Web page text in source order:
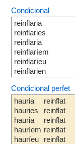
Condicional
reinflaria
reinflaries
reinflaria
reinflaríem
reinflaríeu
reinflarien
Condicional perfet
hauria
hauries
hauria
hauríem
hauríeu
reinflat
reinflat
reinflat
reinflat
reinflat